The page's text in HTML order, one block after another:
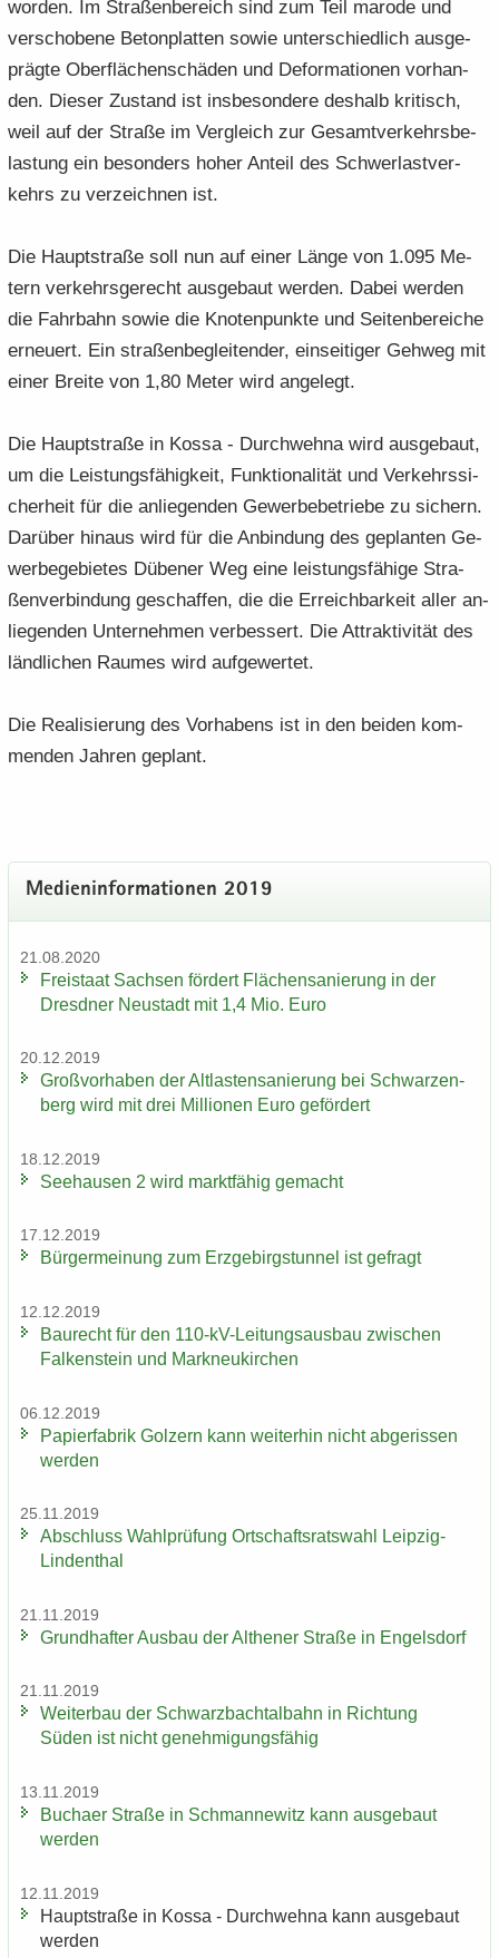
wor­den. Im Stra­ßen­be­reich sind zum Teil ma­ro­de und
ver­scho­be­ne Be­ton­plat­ten sowie un­ter­schied­lich aus­ge­
präg­te Ober­flä­chen­schä­den und De­for­ma­tio­nen vor­han­
den. Die­ser Zu­stand ist ins­be­son­de­re des­halb kri­tisch,
weil auf der Stra­ße im Ver­gleich zur Ge­samt­ver­kehrs­be­
las­tung ein be­son­ders hoher An­teil des Schwer­last­ver­
kehrs zu ver­zeich­nen ist.
Die Haupt­stra­ße soll nun auf einer Länge von 1.095 Me­
tern ver­kehrs­ge­recht aus­ge­baut wer­den. Dabei wer­den
die Fahr­bahn sowie die Kno­ten­punk­te und Sei­ten­be­rei­che
er­neu­ert. Ein stra­ßen­be­glei­ten­der, ein­sei­ti­ger Geh­weg mit
einer Brei­te von 1,80 Meter wird an­ge­legt.
Die Haupt­stra­ße in Kossa - Durch­weh­na wird aus­ge­baut,
um die Leis­tungs­fä­hig­keit, Funk­tio­na­li­tät und Ver­kehrs­si­
cher­heit für die an­lie­gen­den Ge­wer­be­be­trie­be zu si­chern.
Dar­über hin­aus wird für die An­bin­dung des ge­plan­ten Ge­
wer­be­ge­bie­tes Dü­be­ner Weg eine leis­tungs­fä­hi­ge Stra­
ßen­ver­bin­dung ge­schaf­fen, die die Er­reich­bar­keit aller an­
lie­gen­den Un­ter­neh­men ver­bes­sert. Die At­trak­ti­vi­tät des
länd­li­chen Rau­mes wird auf­ge­wer­tet.
Die Rea­li­sie­rung des Vor­ha­bens ist in den bei­den kom­
men­den Jah­ren ge­plant.
Me­di­en­in­for­ma­tio­nen 2019
21.08.2020
Frei­staat Sach­sen för­dert Flä­chen­sa­nie­rung in der
Dresd­ner Neu­stadt mit 1,4 Mio. Euro
20.12.2019
Groß­vor­ha­ben der Alt­las­ten­sa­nie­rung bei Schwar­zen­
berg wird mit drei Mil­lio­nen Euro ge­för­dert
18.12.2019
See­hau­sen 2 wird markt­fä­hig ge­macht
17.12.2019
Bür­ger­mei­nung zum Erz­ge­birgs­tun­nel ist ge­fragt
12.12.2019
Bau­recht für den 110-​kV-Leitungsausbau zwi­schen
Fal­ken­stein und Mark­neu­kir­chen
06.12.2019
Pa­pier­fa­brik Golz­ern kann wei­ter­hin nicht ab­ge­ris­sen
wer­den
25.11.2019
Ab­schluss Wahl­prü­fung Ort­schafts­rats­wahl Leipzig-​
Lindenthal
21.11.2019
Grund­haf­ter Aus­bau der Alt­he­ner Stra­ße in En­gels­dorf
21.11.2019
Wei­ter­bau der Schwarz­bach­tal­bahn in Rich­tung
Süden ist nicht ge­neh­mi­gungs­fä­hig
13.11.2019
Bu­ch­a­er Stra­ße in Sch­man­ne­witz kann aus­ge­baut
wer­den
12.11.2019
Haupt­stra­ße in Kossa - Durch­weh­na kann aus­ge­baut
wer­den